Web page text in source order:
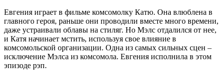
Евгения играет в фильме комсомолку Катю. Она влюблена в
главного героя, раньше они проводили вместе много времени,
даже устраивали облавы на стиляг. Но Мэлс отдалился от нее,
и Катя начинает мстить, используя свое влияние в
комсомольской организации. Одна из самых сильных сцен –
исключение Мэлса из комсомола. Евгения исполнила в этом
эпизоде рэп.